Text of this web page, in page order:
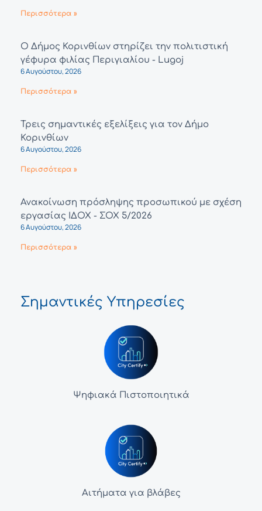
Περισσότερα »
Ο Δήμος Κορινθίων στηρίζει την πολιτιστική
γέφυρα φιλίας Περιγιαλίου - Lugoj
6 Αυγούστου, 2026
Περισσότερα »
Τρεις σημαντικές εξελίξεις για τον Δήμο
Κορινθίων
6 Αυγούστου, 2026
Περισσότερα »
Ανακοίνωση πρόσληψης προσωπικού με σχέση
εργασίας ΙΔΟΧ - ΣΟΧ 5/2026
6 Αυγούστου, 2026
Περισσότερα »
Σημαντικές Υπηρεσίες
Ψηφιακά Πιστοποιητικά
Αιτήματα για βλάβες